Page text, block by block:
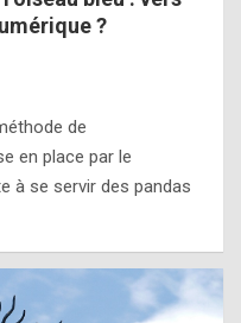
?
de
en place par le
à se servir des pandas